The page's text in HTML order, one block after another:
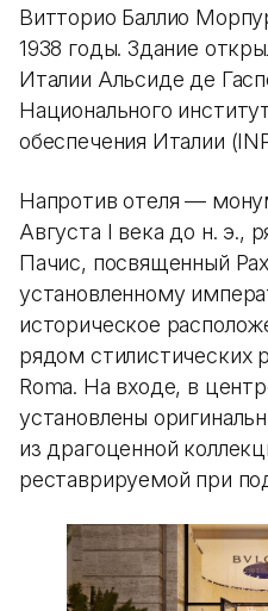
Витторио Баллио
1938 годы. Здание
Италии Альсиде де
Национального
обеспечения Италии
Напротив отеля —
Августа I века до н. э.,
Пачис, посвященный
установленному
историческое
рядом стилистических
Roma. На входе, в
установлены
из драгоценной
реставрируемой при